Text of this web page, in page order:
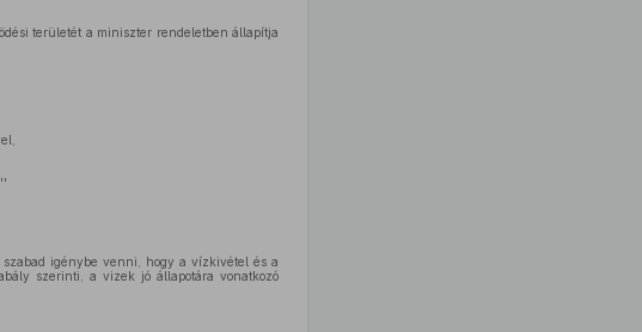
területét a miniszter rendeletben állapítja
igénybe venni, hogy a vízkivétel és a
szerinti, a vizek jó állapotára vonatkozó